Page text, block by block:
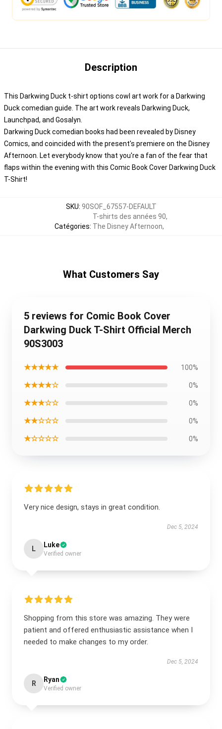
Description
This Darkwing Duck t-shirt options cowl art work for a Darkwing
Duck comedian guide. The art work reveals Darkwing Duck,
Launchpad, and Gosalyn.
Darkwing Duck comedian books had been revealed by Disney
Comics, and coincided with the present's premiere on the Disney
Afternoon. Let everybody know that you're a fan of the fear that
flaps within the evening with this Comic Book Cover Darkwing Duck
T-Shirt!
SKU: 90SOF_67557-DEFAULT
Catégories:
T-shirts des années 90,
The Disney Afternoon,
What Customers Say
5 reviews for Comic Book Cover
Darkwing Duck T-Shirt Official Merch
90S3003
★★★★★ 100%
★★★★☆ 0%
★★★☆☆ 0%
★★☆☆☆ 0%
★☆☆☆☆ 0%
Very nice design, stays in great condition.
Dec 5, 2024
L Luke
Verified owner
Shopping from this store was amazing. They were
patient and offered enthusiastic assistance when I
needed to make changes to my order.
Dec 5, 2024
R Ryan
Verified owner